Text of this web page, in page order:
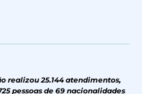
realizou 25.144 atendimentos,
pessoas de 69 nacionalidades